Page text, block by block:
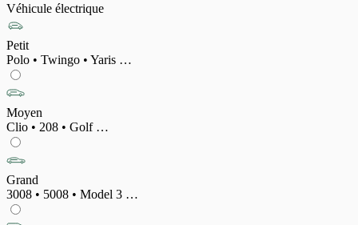
Véhicule électrique
Petit
Polo • Twingo • Yaris …
Moyen
Clio • 208 • Golf …
Grand
3008 • 5008 • Model 3 …